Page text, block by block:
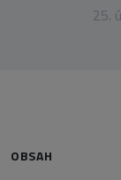
25.
OBSAH